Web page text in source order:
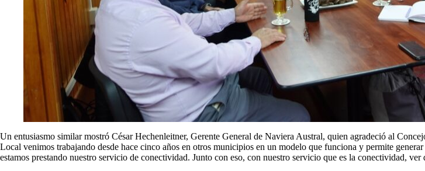
Un entusiasmo similar mostró César Hechenleitner, Gerente General de Naviera Austral, quien agradeció al
Local venimos trabajando desde hace cinco años en otros municipios en un modelo que funciona y permite
estamos prestando nuestro servicio de conectividad. Junto con eso, con nuestro servicio que es la conectividad,